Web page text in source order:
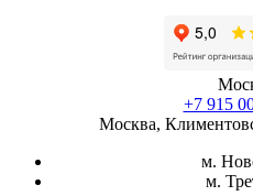
+7 915
Москва,
м.
м.